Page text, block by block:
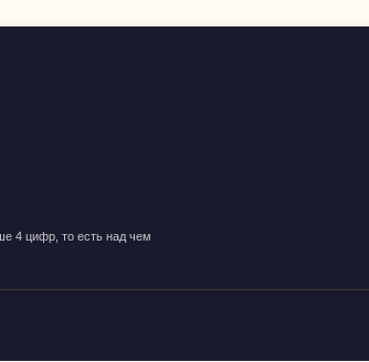
4 цифр, то есть над чем